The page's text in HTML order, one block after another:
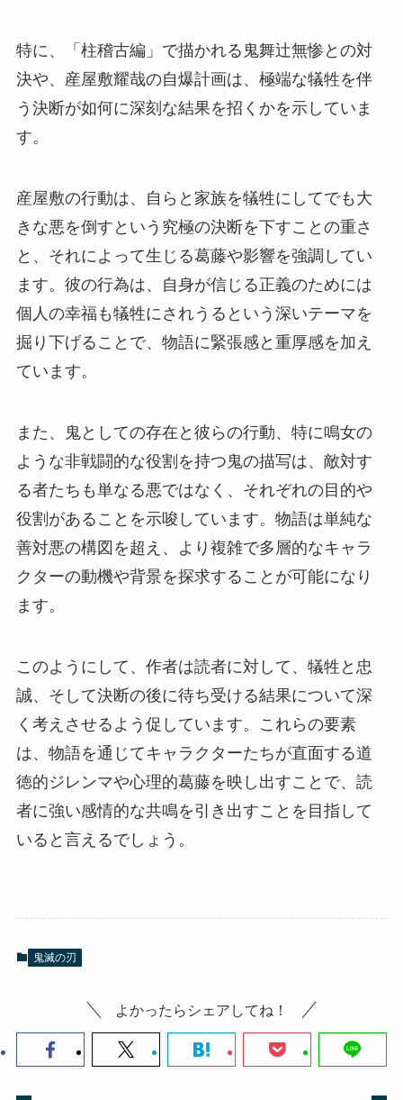
特に、「柱稽古編」で描かれる鬼舞辻無惨との対
決や、産屋敷耀哉の自爆計画は、極端な犠牲を伴
う決断が如何に深刻な結果を招くかを示していま
す。
産屋敷の行動は、自らと家族を犠牲にしてでも大
きな悪を倒すという究極の決断を下すことの重さ
と、それによって生じる葛藤や影響を強調してい
ます。彼の行為は、自身が信じる正義のためには
個人の幸福も犠牲にされうるという深いテーマを
掘り下げることで、物語に緊張感と重厚感を加え
ています。
また、鬼としての存在と彼らの行動、特に鳴女の
ような非戦闘的な役割を持つ鬼の描写は、敵対す
る者たちも単なる悪ではなく、それぞれの目的や
役割があることを示唆しています。物語は単純な
善対悪の構図を超え、より複雑で多層的なキャラ
クターの動機や背景を探求することが可能になり
ます。
このようにして、作者は読者に対して、犠牲と忠
誠、そして決断の後に待ち受ける結果について深
く考えさせるよう促しています。これらの要素
は、物語を通じてキャラクターたちが直面する道
徳的ジレンマや心理的葛藤を映し出すことで、読
者に強い感情的な共鳴を引き出すことを目指して
いると言えるでしょう。
鬼滅の刃
よかったらシェアしてね！